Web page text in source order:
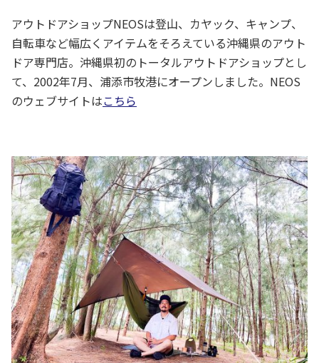
アウトドアショップNEOSは登山、カヤック、キャンプ、
自転車など幅広くアイテムをそろえている沖縄県のアウト
ドア専門店。沖縄県初のトータルアウトドアショップとし
て、2002年7月、浦添市牧港にオープンしました。NEOS
のウェブサイトはこちら